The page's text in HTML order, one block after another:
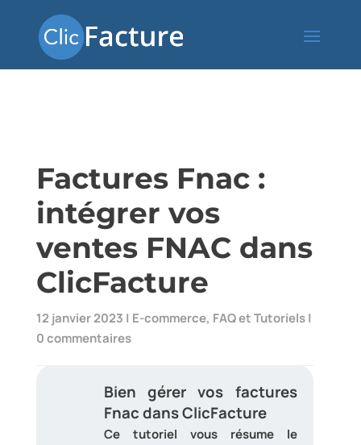
Factures Fnac :
intégrer vos
ventes FNAC dans
ClicFacture
12 janvier 2023 | E-commerce, FAQ et Tutoriels|
0 commentaires
Bien gérer vos factures
Fnac dans ClicFacture
Ce tutoriel vous résume le